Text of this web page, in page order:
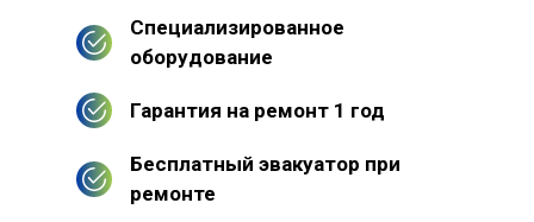
Специализированное
оборудование
Гарантия на ремонт 1 год
Бесплатный эвакуатор при
ремонте